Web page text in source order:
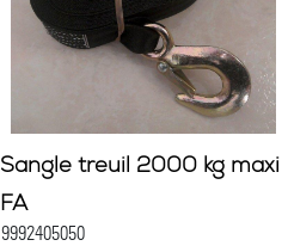
Sangle treuil 2000 kg maxi
FA
9992405050